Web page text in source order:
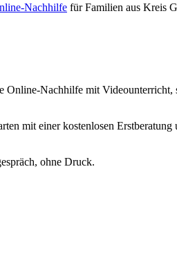
Nachhilfe für Familien aus Kreis
Online-Nachhilfe mit
mit einer kostenlosen
ohne Druck.